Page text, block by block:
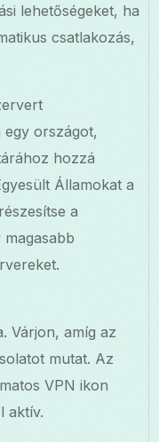
lehetőségeket, ha
csatlakozás,
országot,
hozzá
Államokat a
a
Várjon, amíg az
mutat. Az
VPN ikon
aktív.